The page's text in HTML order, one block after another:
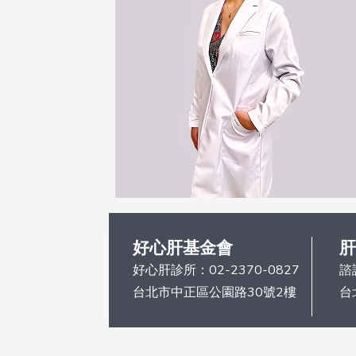
好心肝基金會
好心肝診所： 02-2370-0827
台北市中正區公園路30號2樓
諮